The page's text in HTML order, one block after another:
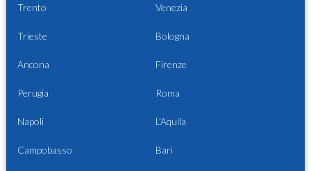
Trento Venezia
Trieste Bologna
Ancona Firenze
Perugia Roma
Napoli L'Aquila
Campobasso Bari